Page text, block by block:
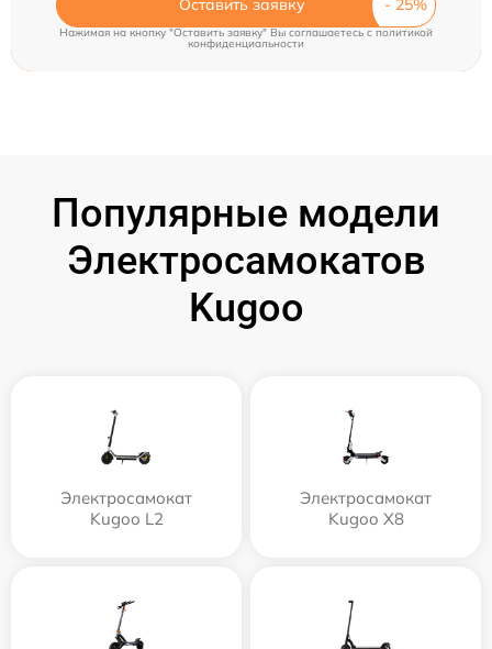
Оставить заявку
Нажимая на кнопку "Оставить заявку" Вы соглашаетесь cполитикой
конфиденциальности
Популярные модели
Электросамокатов
Kugoo
Электросамокат
Kugoo L2
Электросамокат
Kugoo X8